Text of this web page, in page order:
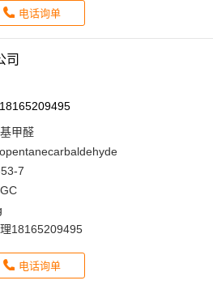
电话询单
司
甲醛
7
18165209495
电话询单